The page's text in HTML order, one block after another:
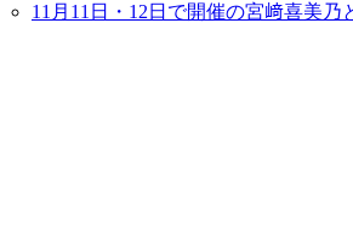
11月11日・12日で開催の宮﨑喜美